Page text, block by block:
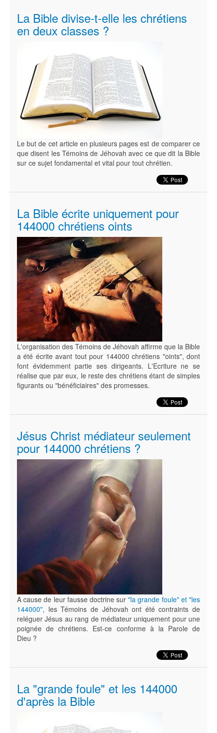
La Bible divise-t-elle les chrétiens
en deux classes ?
Le but de cet article en plusieurs pages est de comparer ce
que disent les Témoins de Jéhovah avec ce que dit la Bible
sur ce sujet fondamental et vital pour tout chrétien.
La Bible écrite uniquement pour
144000 chrétiens oints
L'organisation des Témoins de Jéhovah affirme que la Bible
a été écrite avant tout pour 144000 chrétiens "oints", dont
font évidemment partie ses dirigeants. L'Ecriture ne se
réalise que par eux, le reste des chrétiens étant de simples
figurants ou "bénéficiaires" des promesses.
Jésus Christ médiateur seulement
pour 144000 chrétiens ?
A cause de leur fausse doctrine sur"la grande foule" et "les
144000", les Témoins de Jéhovah ont été contraints de
reléguer Jésus au rang de médiateur uniquement pour une
poignée de chrétiens. Est-ce conforme à la Parole de
Dieu ?
La "grande foule" et les 144000
d'après la Bible